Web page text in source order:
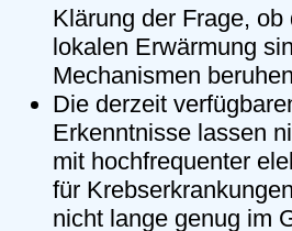
Klärung der Frage,
lokalen Erwärmung
Mechanismen
Die derzeit
Erkenntnisse lassen
mit hochfrequenter
für
nicht lange genug im